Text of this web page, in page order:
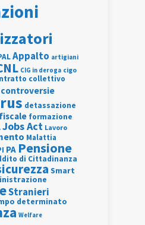
Appalto artigiani
CIG in deroga cigo
collettivo
controversie
detassazione
fiscale formazione
Jobs Act Lavoro
Malattia
PA Pensione
di Cittadinanza
Smart
Stranieri
determinato
Welfare